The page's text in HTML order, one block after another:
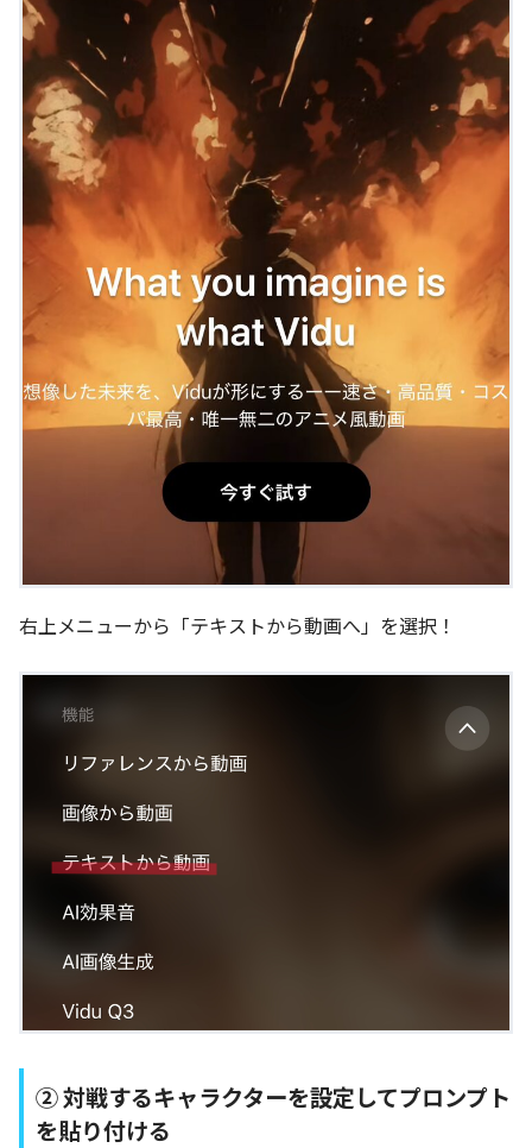
右上メニューから「テキストから動画へ」を選択！
② 対戦するキャラクターを設定してプロンプト
を貼り付ける